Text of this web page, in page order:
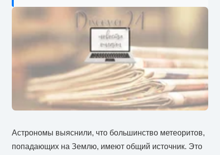
Астрономы выяснили, что большинство метеоритов,
попадающих на Землю, имеют общий источник. Это